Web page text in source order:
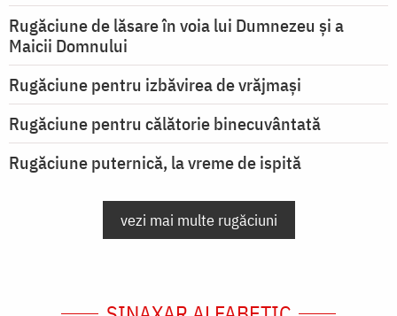
Rugăciune de lăsare în voia lui Dumnezeu şi a
Maicii Domnului
Rugăciune pentru izbăvirea de vrăjmași
Rugăciune pentru călătorie binecuvântată
Rugăciune puternică, la vreme de ispită
vezi mai multe rugăciuni